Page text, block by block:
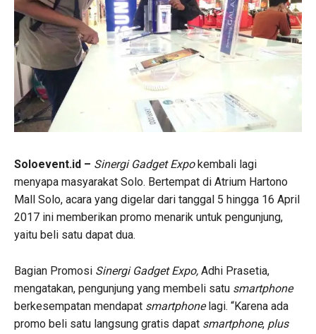
Soloevent.id – Sinergi GadgetExpokembali lagi
menyapa masyarakat Solo. Bertempat di Atrium Hartono
Mall Solo, acara yang digelar dari tanggal 5 hingga 16 April
2017 ini memberikan promo menarik untuk pengunjung,
yaitu beli satu dapat dua.
Bagian Promosi Sinergi Gadget Expo, Adhi Prasetia,
mengatakan, pengunjung yang membeli satu smartphone
berkesempatan mendapat smartphonelagi. “Karena ada
promo beli satu langsung gratis dapat smartphone, plus